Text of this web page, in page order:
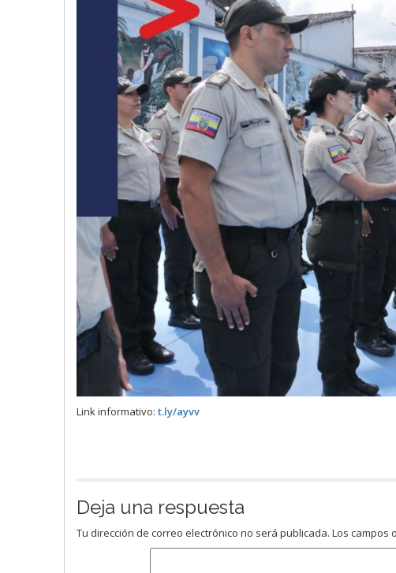
Link informativo: t.ly/ayvv
Deja una respuesta
Tu dirección de correo electrónico no será publicada. Los campos